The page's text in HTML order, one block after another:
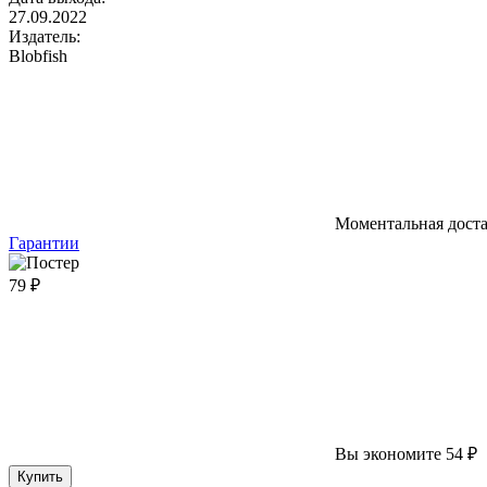
27.09.2022
Издатель:
Blobfish
Моментальная
Гарантии
79 ₽
Вы экономите 54 ₽
Купить